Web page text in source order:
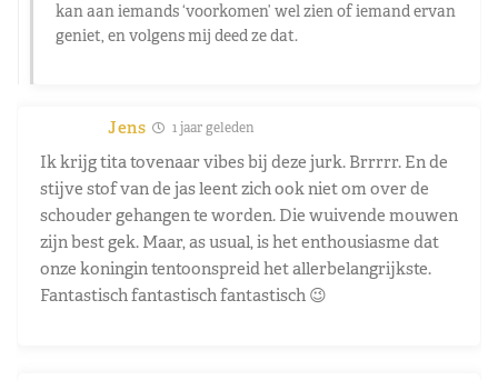
kan aan iemands ‘voorkomen’ wel zien of iemand ervan
geniet, en volgens mij deed ze dat.
Jens 1 jaar geleden
Ik krijg tita tovenaar vibes bij deze jurk. Brrrrr. En de
stijve stof van de jas leent zich ook niet om over de
schouder gehangen te worden. Die wuivende mouwen
zijn best gek. Maar, as usual, is het enthousiasme dat
onze koningin tentoonspreid het allerbelangrijkste.
Fantastisch fantastisch fantastisch 😉